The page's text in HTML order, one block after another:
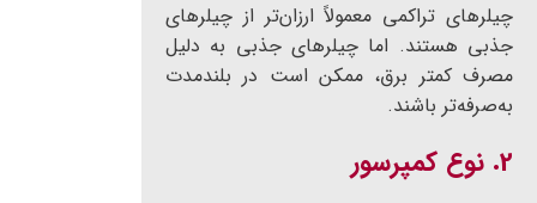
چیلرهای تراکمی معمولاً ارزان‌تر از چیلرهای
جذبی هستند. اما چیلرهای جذبی به دلیل
مصرف کمتر برق، ممکن است در بلندمدت
به‌صرفه‌تر باشند.
2. نوع کمپرسور